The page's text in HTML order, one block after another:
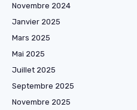
Novembre 2024
Janvier 2025
Mars 2025
Mai 2025
Juillet 2025
Septembre 2025
Novembre 2025